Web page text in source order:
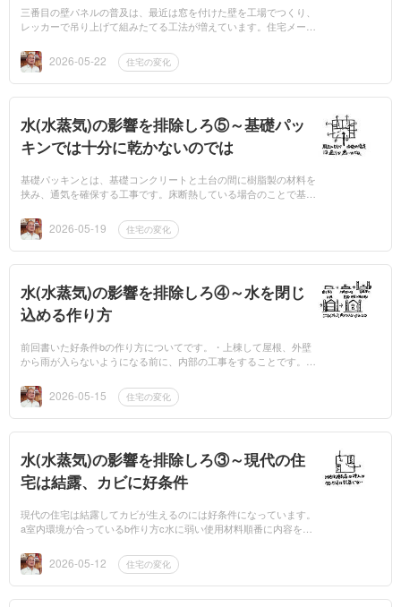
三番目の壁パネルの普及は、最近は窓を付けた壁を工場でつくり、
レッカーで吊り上げて組みたてる工法が増えています。住宅メーカ
あります。大雨...
2026-05-22 住宅の変化
水(水蒸気)の影響を排除しろ⑤～基礎パッ
キンでは十分に乾かないのでは
基礎パッキンとは、基礎コンクリートと土台の間に樹脂製の材料を
挟み、通気を確保する工事です。床断熱している場合のことで基礎
ど基礎パッキンで...
2026-05-19 住宅の変化
水(水蒸気)の影響を排除しろ④～水を閉じ
込める作り方
前回書いた好条件bの作り方についてです。・上棟して屋根、外壁
から雨が入らないようになる前に、内部の工事をすることです。・
順番について...
2026-05-15 住宅の変化
水(水蒸気)の影響を排除しろ③～現代の住
宅は結露、カビに好条件
現代の住宅は結露してカビが生えるのには好条件になっています。
a室内環境が合っているb作り方c水に弱い使用材料順番に内容を書
熱住宅の室内...
2026-05-12 住宅の変化